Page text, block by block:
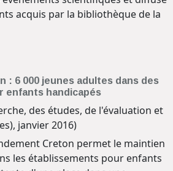
acquis par la bibliothèque de la
: 6 000 jeunes adultes dans des
enfants handicapés
des études, de l'évaluation et
janvier 2016)
Creton permet le maintien
les établissements pour enfants